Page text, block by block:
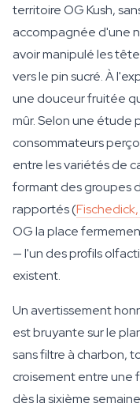
territoire OG Kush,
accompagnée d'une
avoir manipulé les
vers le pin sucré. À
une douceur fruitée
mûr. Selon une étude
consommateurs
entre les variétés de
formant des groupes
rapportés (
OG la place
— l'un des profils
existent.
Un avertissement
est bruyante sur le
sans filtre à charbon,
croisement entre une
dès la sixième